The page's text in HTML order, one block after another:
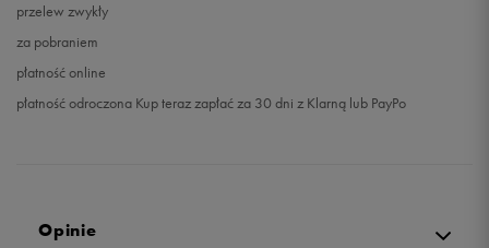
przelew zwykły
za pobraniem
płatność online
płatność odroczona Kup teraz zapłać za 30 dni z Klarną lub PayPo
Opinie